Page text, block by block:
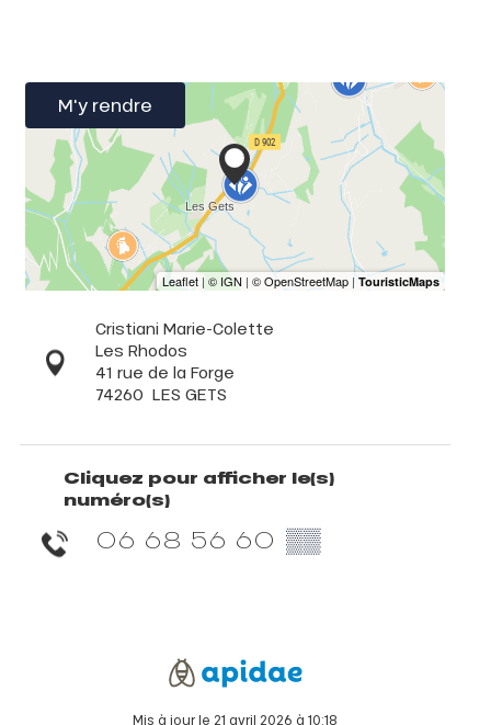
M'y rendre
Cristiani Marie-Colette
Les Rhodos
41 rue de la Forge
74260 LES GETS
Cliquez pour afficher le(s)
numéro(s)
06 68 56 60 ▒▒
Mis à jour le 21 avril 2026 à 10:18